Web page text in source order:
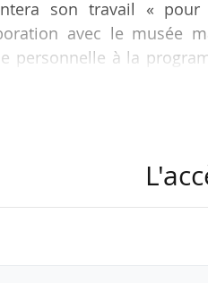
son travail «
avec le musée
personnelle à la
au Centquatre, au
au Piccolo Teatro de